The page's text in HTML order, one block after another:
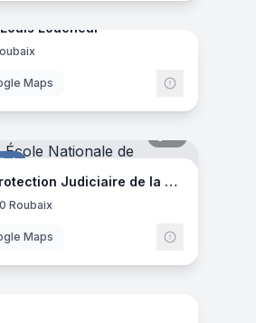
Loucheur
Maps
École Nationale de Protection Judiciaire de la Jeunesse
Roubaix
Maps
33panoramas